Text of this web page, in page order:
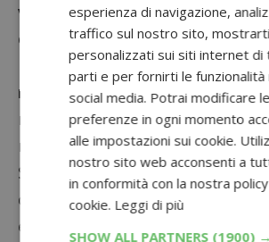
vinto
uno dei premi in palio per
concorso a premi!
Ricorda che per partecipare
numero della carta fedeltà,
richiedere gratuitamente
registrati gratis
Se non vinci, ricorda che
comunque all’estrazione finale
entro il 31/01/2023.
esperienza di navigazione,
traffico sul nostro sito, mostrarti
personalizzati sui siti internet di
parti e per fornirti le funzionalità
social media. Potrai modificare
preferenze in ogni momento
alle impostazioni sui cookie.
nostro sito web acconsenti a
in conformità con la nostra
cookie. Leggi di più
SHOW ALL PARTNERS (1900) →